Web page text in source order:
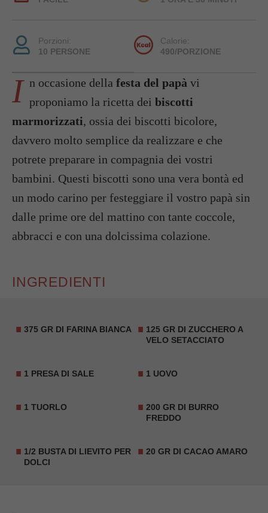
Porzioni:
10 PERSONE
Calorie:
490/PORZIONE
I n occasione della festa del papà vi
proponiamo la ricetta dei biscotti
marmorizzati, ossia dei biscotti bicolore,
davvero molto semplice da realizzare e che
potrete preparare in compagnia dei vostri
bambini. Questi biscotti sono una vera bontà ed
un modo carino per festeggiare il vostro papà sin
dalle prime ore del mattino con tante coccole,
abbracci e con una dolcissima colazione.
INGREDIENTI
375 GR DI FARINA BIANCA
125 GR DI ZUCCHERO A
VELO SETACCIATO
1 PRESA DI SALE 1 UOVO
1 TUORLO
200 GR DI BURRO
FREDDO
1/2 BUSTA DI LIEVITO PER
DOLCI
20 GR DI CACAO AMARO